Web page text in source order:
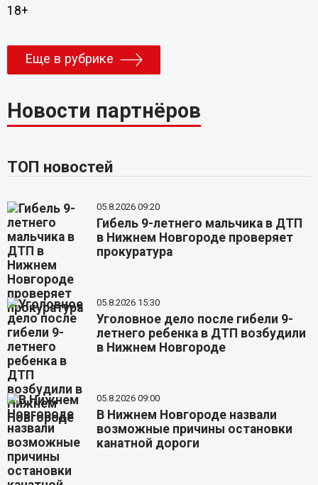
18+
Еще в рубрике
Новости партнёров
ТОП новостей
05.8.2026 09:20
Гибель 9-летнего мальчика в ДТП
в Нижнем Новгороде проверяет
прокуратура
05.8.2026 15:30
Уголовное дело после гибели 9-
летнего ребенка в ДТП возбудили
в Нижнем Новгороде
05.8.2026 09:00
В Нижнем Новгороде назвали
возможные причины остановки
канатной дороги